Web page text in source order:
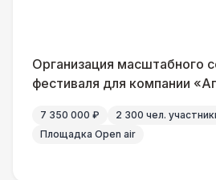
Организация масштабного
фестиваля для компании
7 350 000 ₽ 2 300 чел.
Площадка Open air